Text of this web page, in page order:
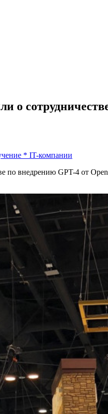
о
* IT-компании
по внедрению GPT-4 от